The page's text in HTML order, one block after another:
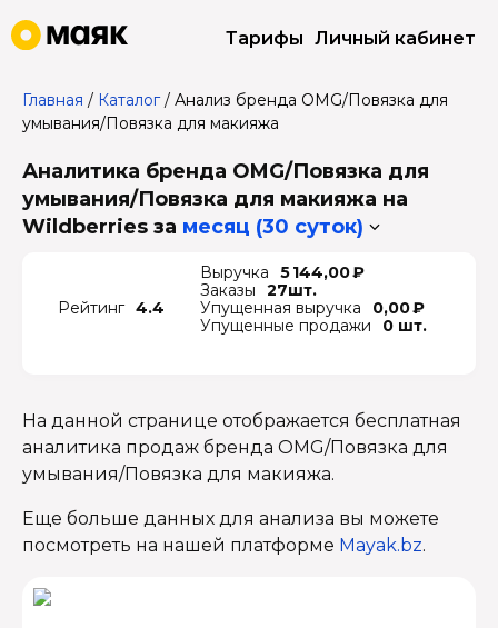
Тарифы Личный кабинет
Главная / Каталог/ Анализ бренда OMG/Повязка для
умывания/Повязка для макияжа
Аналитика бренда OMG/Повязка для
умывания/Повязка для макияжа на
Wildberries за месяц (30 суток)
Рейтинг 4.4
Выручка
5 144,00 ₽
Заказы
27шт.
Упущенная выручка
0,00 ₽
Упущенные продажи
0 шт.
На данной странице отображается бесплатная
аналитика продаж бренда OMG/Повязка для
умывания/Повязка для макияжа.
Еще больше данных для анализа вы можете
посмотреть на нашей платформе Mayak.bz.